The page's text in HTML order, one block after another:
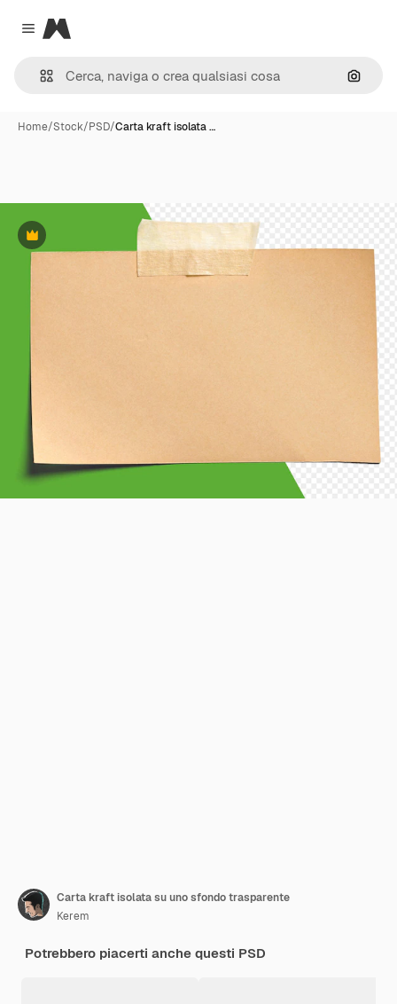
Close menu
Magnific
Cerca
Home/Stock/PSD/Carta kraft isolata …
Premium
Carta kraft isolata su uno sfondo trasparente
Kerem
Potrebbero piacerti anche questi PSD